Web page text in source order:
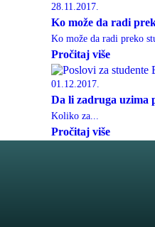
28.11.2017.
Ko može da radi
Ko može da radi preko
Pročitaj više
01.12.2017.
Da li zadruga uzima
Koliko za...
Pročitaj više